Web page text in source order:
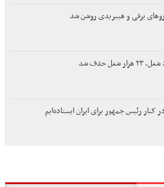
برقی و هیبریدی روشن شد
شغل حذف شد
کنار رئیس جمهور برای ایران ایستاده‌ایم